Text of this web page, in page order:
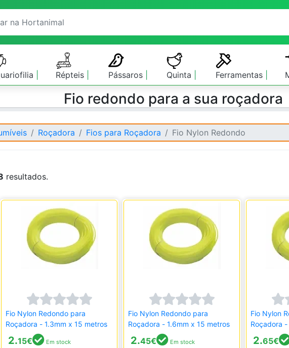
Répteis Pássaros Quinta Ferramentas
Fio redondo para a sua roçadora
Roçadora Fios para Roçadora Fio Nylon Redondo
resultados.
Fio Nylon Redondo para
Roçadora - 1.3mm x 15 metros
2.15€ Em stock
Fio Nylon Redondo para
Roçadora - 1.6mm x 15 metros
2.45€ Em stock
Fio Nylon
Roçadora
2.65€